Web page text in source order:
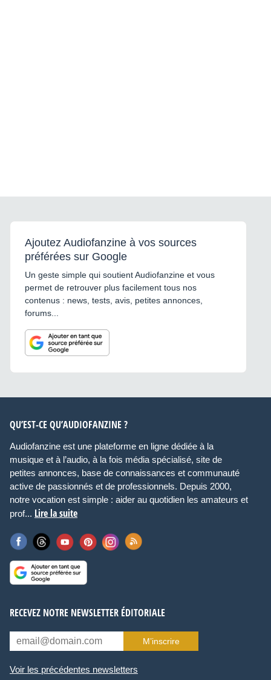
Ajoutez Audiofanzine à vos sources
préférées sur Google
Un geste simple qui soutient Audiofanzine et vous
permet de retrouver plus facilement tous nos
contenus : news, tests, avis, petites annonces,
forums...
QU’EST-CE QU’AUDIOFANZINE ?
Audiofanzine est une plateforme en ligne dédiée à la
musique et à l’audio, à la fois média spécialisé, site de
petites annonces, base de connaissances et communauté
active de passionnés et de professionnels. Depuis 2000,
notre vocation est simple : aider au quotidien les amateurs et
prof... Lire la suite
RECEVEZ NOTRE NEWSLETTER ÉDITORIALE
M’inscrire
Voir les précédentes newsletters